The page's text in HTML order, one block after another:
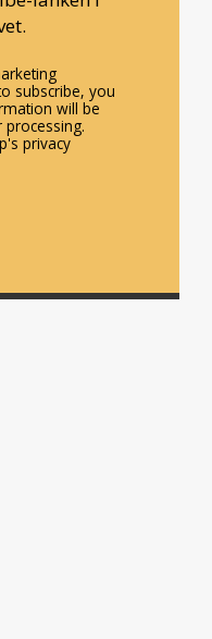
subscribe, you
will be
privacy